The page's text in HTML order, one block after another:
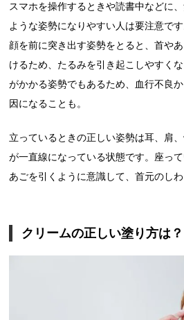
スマホを操作するときや読書中などに
ような姿勢になりやすい人は要注意です
顔を前に突き出す姿勢をとると、首や
けるため、たるみを引き起こしやすく
がかかる姿勢でもあるため、血行不良
因になることも。
立っているときの正しい姿勢は耳、肩
が一直線になっている状態です。座っ
あごを引くように意識して、首元のしわ
クリームの正しい塗り方は？